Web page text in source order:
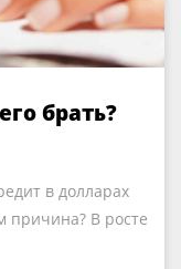
брать?
в долларах
причина? В росте